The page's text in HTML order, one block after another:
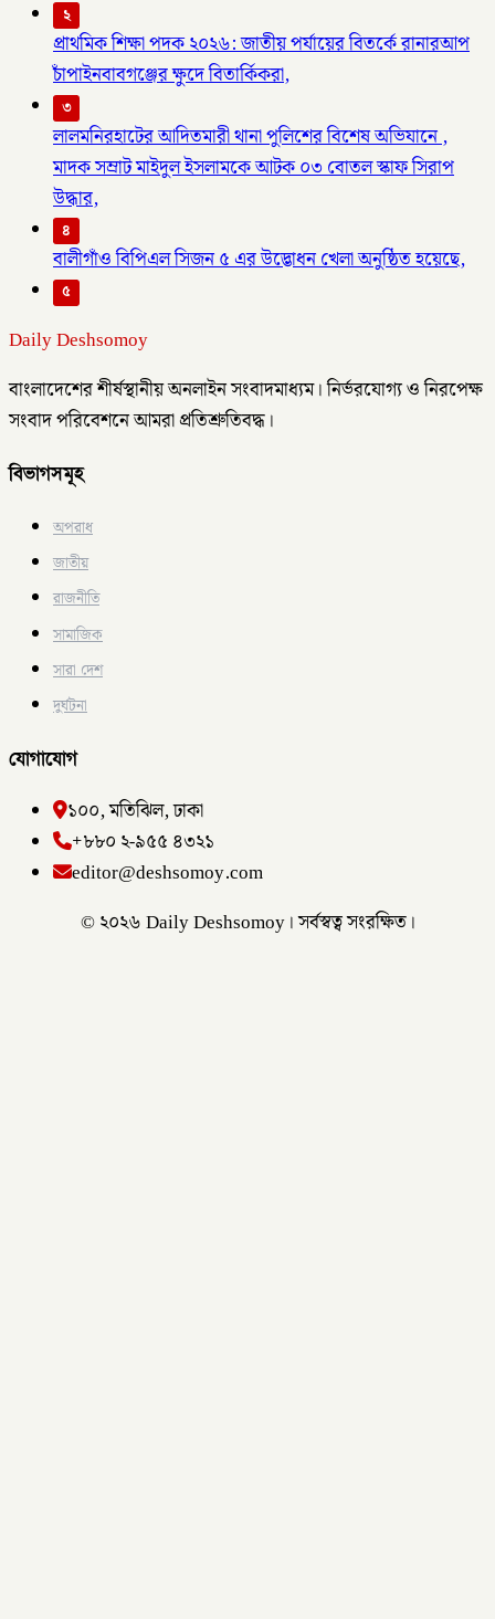
২
প্রাথমিক শিক্ষা পদক ২০২৬: জাতীয় পর্যায়ের বিতর্কে রানারআপ
চাঁপাইনবাবগঞ্জের ক্ষুদে বিতার্কিকরা,
৩
লালমনিরহাটের আদিতমারী থানা পুলিশের বিশেষ অভিযানে ,
মাদক সম্রাট মাইদুল ইসলামকে আটক ০৩ বোতল স্কাফ সিরাপ
উদ্ধার,
৪
বালীগাঁও বিপিএল সিজন ৫ এর উদ্ভোধন খেলা অনুষ্ঠিত হয়েছে,
৫
Daily Deshsomoy
বাংলাদেশের শীর্ষস্থানীয় অনলাইন সংবাদমাধ্যম। নির্ভরযোগ্য ও নিরপেক্ষ
সংবাদ পরিবেশনে আমরা প্রতিশ্রুতিবদ্ধ।
বিভাগসমূহ
অপরাধ
জাতীয়
রাজনীতি
সামাজিক
সারা দেশ
দুর্ঘটনা
যোগাযোগ
১০০, মতিঝিল, ঢাকা
+৮৮০ ২-৯৫৫ ৪৩২১
editor@deshsomoy.com
© ২০২৬ Daily Deshsomoy। সর্বস্বত্ব সংরক্ষিত।